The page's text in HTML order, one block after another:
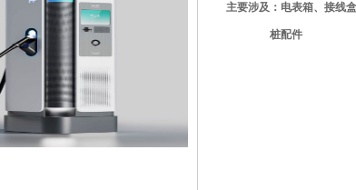
漆涂料抗菌防霉 ，化纤纺织阻燃 ，仿真植物抗老化，
主要涉及：电表箱、接线
桩配件